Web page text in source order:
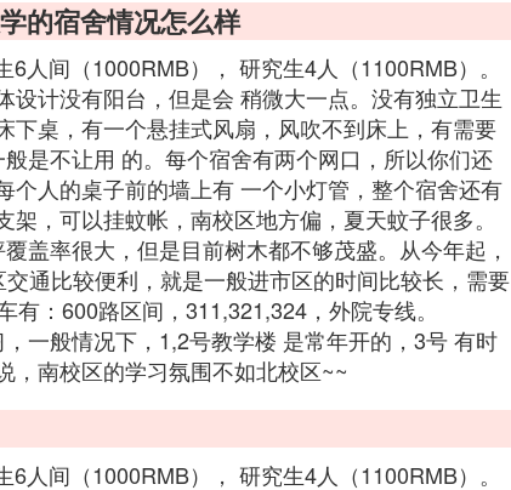
的宿舍情况怎么样
人间（1000RMB）， 研究生4人（1100RMB）。
计没有阳台，但是会 稍微大一点。没有独立卫生
下桌，有一个悬挂式风扇，风吹不到床上，有需要
是不让用 的。每个宿舍有两个网口，所以你们还
个人的桌子前的墙上有 一个小灯管，整个宿舍还有
，可以挂蚊帐，南校区地方偏，夏天蚊子很多。
盖率很大，但是目前树木都不够茂盛。从今年起，
通比较便利，就是一般进市区的时间比较长，需要
：600路区间，311,321,324，外院专线。
一般情况下，1,2号教学楼 是常年开的，3号 有时
，南校区的学习氛围不如北校区~~
人间（1000RMB）， 研究生4人（1100RMB）。